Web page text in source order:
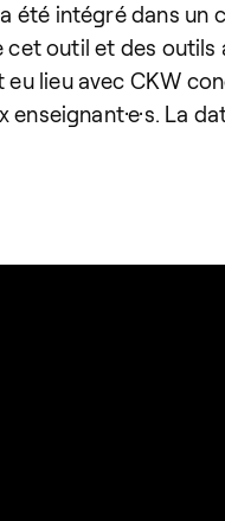
été intégré dans
cet outil et des
lieu avec CKW
La